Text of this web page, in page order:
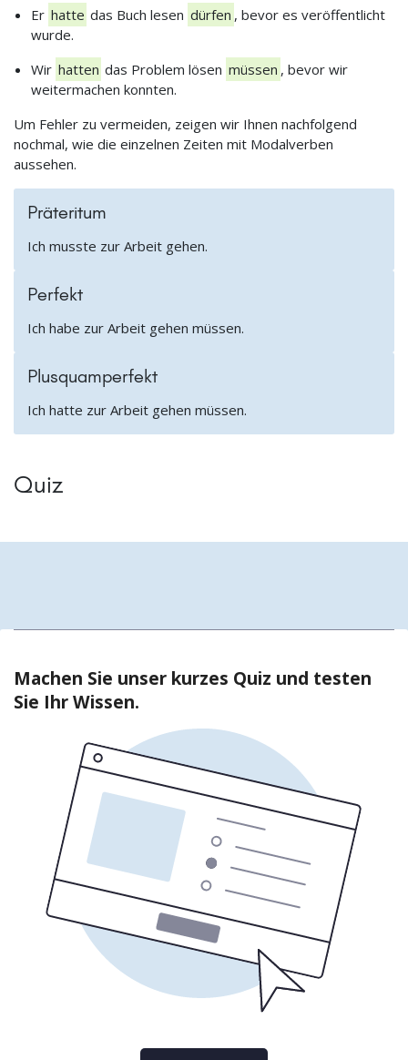
Er hatte das Buch lesen dürfen , bevor es veröffentlicht
wurde.
Wir hatten das Problem lösen müssen , bevor wir
weitermachen konnten.
Um Fehler zu vermeiden, zeigen wir Ihnen nachfolgend
nochmal, wie die einzelnen Zeiten mit Modalverben
aussehen.
Präteritum
Ich musste zur Arbeit gehen.
Perfekt
Ich habe zur Arbeit gehen müssen.
Plusquamperfekt
Ich hatte zur Arbeit gehen müssen.
Quiz